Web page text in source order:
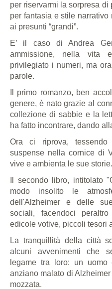
per riservarmi la sorpresa
per fantasia e stile
ai presunti “grandi”.
E’ il caso di Andrea
ammissione, nella vita
privilegiato i numeri, ma
parole.
Il primo romanzo, ben
genere, è nato grazie al
collezione di sabbie e la
ha fatto incontrare, dando
Ora ci riprova, tessendo
suspense nella cornice di
vive e ambienta le sue storie.
Il secondo libro, intitolato
modo insolito le
dell'Alzheimer e delle
sociali, facendoci
edicole votive, piccoli tesori
La tranquillità della città
alcuni avvenimenti che
legame tra loro: un uomo
anziano malato di
mozzata.